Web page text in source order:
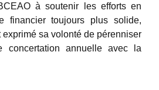
à soutenir les efforts en
financier toujours plus solide,
sa volonté de pérenniser
concertation annuelle avec la